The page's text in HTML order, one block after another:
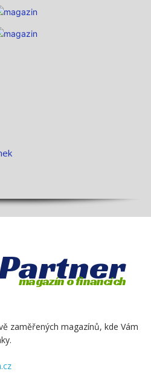
magazín o financích
zaměřených magazínů, kde Vám